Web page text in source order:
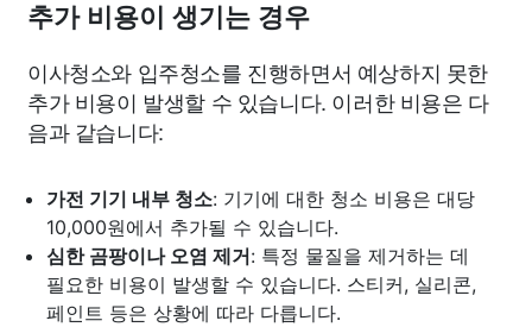
추가 비용이 생기는 경우
이사청소와 입주청소를 진행하면서 예상하지 못한
추가 비용이 발생할 수 있습니다. 이러한 비용은 다
음과 같습니다:
가전 기기 내부 청소: 기기에 대한 청소 비용은 대당
10,000원에서 추가될 수 있습니다.
심한 곰팡이나 오염 제거: 특정 물질을 제거하는 데
필요한 비용이 발생할 수 있습니다. 스티커, 실리콘,
페인트 등은 상황에 따라 다릅니다.